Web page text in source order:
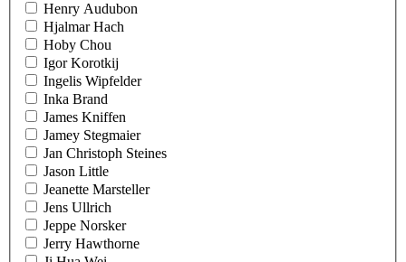
Henry Audubon
Hjalmar Hach
Hoby Chou
Igor Korotkij
Ingelis Wipfelder
Inka Brand
James Kniffen
Jamey Stegmaier
Jan Christoph Steines
Jason Little
Jeanette Marsteller
Jens Ullrich
Jeppe Norsker
Jerry Hawthorne